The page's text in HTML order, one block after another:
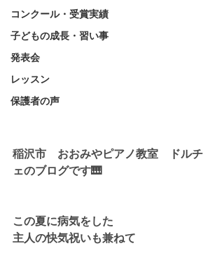
コンクール・受賞実績
子どもの成長・習い事
発表会
レッスン
保護者の声
稲沢市　おおみやピアノ教室　ドルチ
ェのブログです🎹
この夏に病気をした
主人の快気祝いも兼ねて